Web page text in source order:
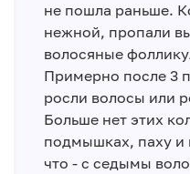
не пошла раньше.
нежной, пропали
волосяные
Примерно после 3
росли волосы или
Больше нет этих
подмышках, паху и
что - с седымы